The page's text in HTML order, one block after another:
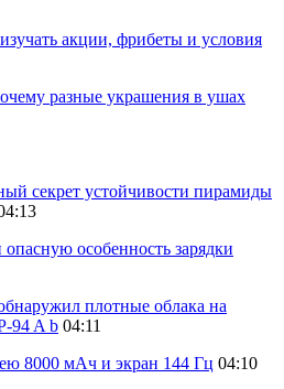
акции, фрибеты и условия
разные украшения в ушах
секрет устойчивости пирамиды
особенность зарядки
плотные облака на
94 A b 04:11
8000 мАч и экран 144 Гц 04:10